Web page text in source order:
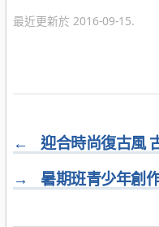
最近更新於 2016-09-15.
←
迎合時尚復古風
→
暑期班青少年創